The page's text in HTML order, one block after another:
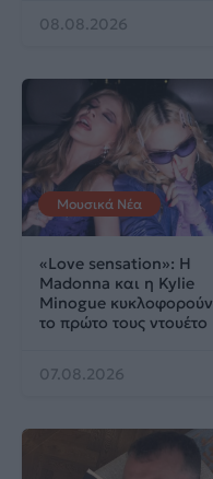
08.08.2026
Μουσικά Νέα
«Love sensation»: Η
Madonna και η Kylie
Minogue κυκλοφορούν
το πρώτο τους ντουέτο
07.08.2026